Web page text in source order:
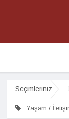
Seçimleriniz
Yaşam /